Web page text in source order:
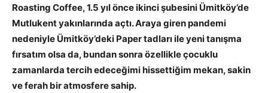
Roasting Coffee, 1.5 yıl önce ikinci şubesini Ümitköy’de
Mutlukent yakınlarında açtı. Araya giren pandemi
nedeniyle Ümitköy’deki Paper tadları ile yeni tanışma
fırsatım olsa da, bundan sonra özellikle çocuklu
zamanlarda tercih edeceğimi hissettiğim mekan, sakin
ve ferah bir atmosfere sahip.